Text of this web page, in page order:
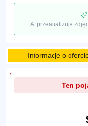
AI przeanalizuje
Informacje o
Ten